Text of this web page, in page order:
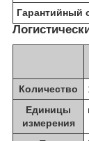
Гарантийный
Количество
Единицы
измерения